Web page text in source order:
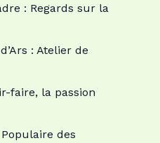
: Regards sur la
: Atelier de
faire, la passion
des